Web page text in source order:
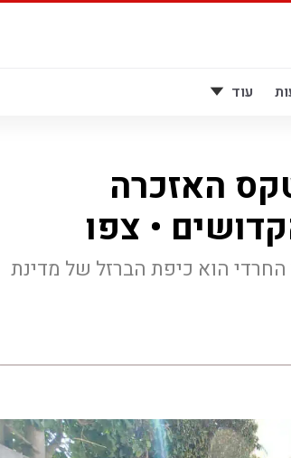
עוד
האזכרה
• צפו
הוא כיפת הברזל של מדינת